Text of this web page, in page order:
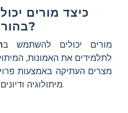
כיצד מורים
בהורוס בשיעורים?
מורים יכולים להשתמש ב
לתלמידים את האמונות,
מצרים העתיקה באמצעות
מיתולוגיה ודיונים על תרבויות העולם.